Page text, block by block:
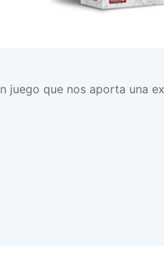
juego que nos aporta una